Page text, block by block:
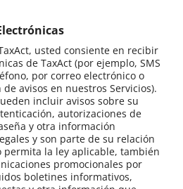
usted consiente en recibir
de TaxAct (por ejemplo, SMS
por correo electrónico o
avisos en nuestros Servicios).
incluir avisos sobre su
autorizaciones de
y otra información
y son parte de su relación
permita la ley aplicable, también
promocionales por
boletines informativos,